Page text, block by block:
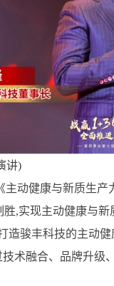
讲)
动健康与新质生
,实现主动健康与
造骏丰科技的主动
术融合、品牌升